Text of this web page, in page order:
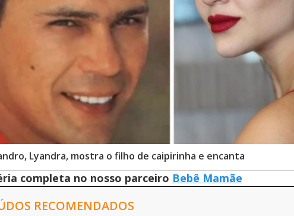
Lyandra, mostra o filho de caipirinha e encanta
completa no nosso parceiro Bebê Mamãe
RECOMENDADOS